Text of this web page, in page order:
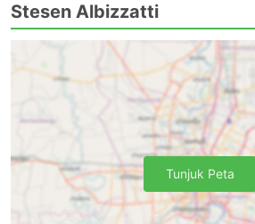
Stesen Albizzatti
Tunjuk Peta